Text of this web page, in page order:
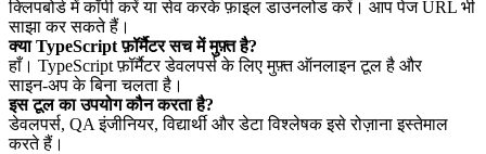
क्लिपबोर्ड में कॉपी करें या सेव करके फ़ाइल डाउनलोड करें। आप पेज URL भी
साझा कर सकते हैं।
क्या TypeScript फ़ॉर्मैटर सच में मुफ़्त है?
हाँ। TypeScript फ़ॉर्मैटर डेवलपर्स के लिए मुफ़्त ऑनलाइन टूल है और
साइन‑अप के बिना चलता है।
इस टूल का उपयोग कौन करता है?
डेवलपर्स, QA इंजीनियर, विद्यार्थी और डेटा विश्लेषक इसे रोज़ाना इस्तेमाल
करते हैं।